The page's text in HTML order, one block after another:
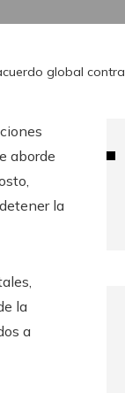
global
aborde
la
la
a